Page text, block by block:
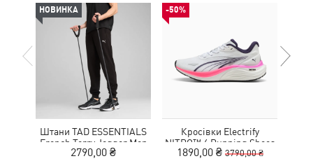
НОВИНКА
Штани TAD ESSENTIALS
French Terry Jogger Men
2790,00 ₴
-50%
Кросівки Electrify
NITRO™ 4 Running Shoes
Youth
1890,00 ₴ 3790,00 ₴